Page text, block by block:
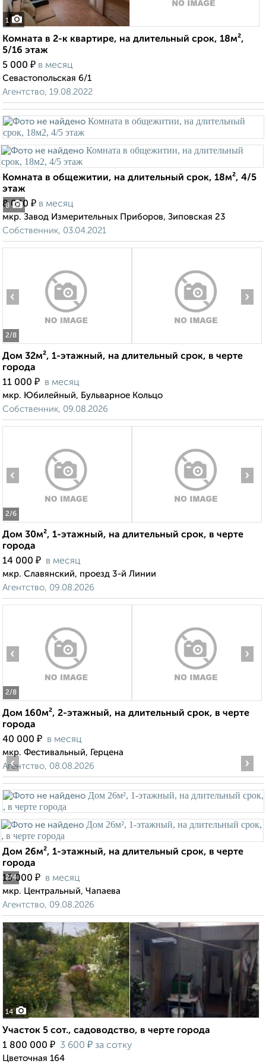
1
Комната в 2-к квартире, на длительный срок, 18м²,
5/16 этаж
5 000 ₽ в месяц
Севастопольская 6/1
Агентство, 19.08.2022
8
Комната в общежитии, на длительный срок, 18м², 4/5
этаж
8 000 ₽ в месяц
мкр. Завод Измерительных Приборов, Зиповская 23
Собственник, 03.04.2021
2/8
‹ ›
Дом 32м², 1-этажный, на длительный срок, в черте
города
11 000 ₽ в месяц
мкр. Юбилейный, Бульварное Кольцо
Собственник, 09.08.2026
2/6
‹ ›
Дом 30м², 1-этажный, на длительный срок, в черте
города
14 000 ₽ в месяц
мкр. Славянский, проезд 3-й Линии
Агентство, 09.08.2026
2/8
‹ ›
Дом 160м², 2-этажный, на длительный срок, в черте
города
40 000 ₽ в месяц
мкр. Фестивальный, Герцена
Агентство, 08.08.2026
2/4
‹ ›
Дом 26м², 1-этажный, на длительный срок, в черте
города
15 000 ₽ в месяц
мкр. Центральный, Чапаева
Агентство, 09.08.2026
14
Участок 5 сот., садоводство, в черте города
1 800 000 ₽ 3 600 ₽ за сотку
Цветочная 164